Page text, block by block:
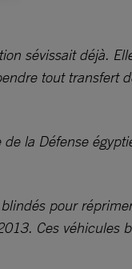
sévissait déjà.
tout transfert
la Défense
pour
Ces véhicules